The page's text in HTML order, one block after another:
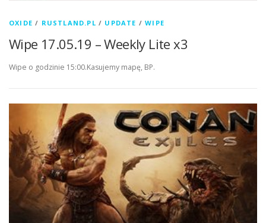
OXIDE / RUSTLAND.PL / UPDATE /WIPE
Wipe 17.05.19 – Weekly Lite x3
Wipe o godzinie 15:00.Kasujemy mapę, BP.